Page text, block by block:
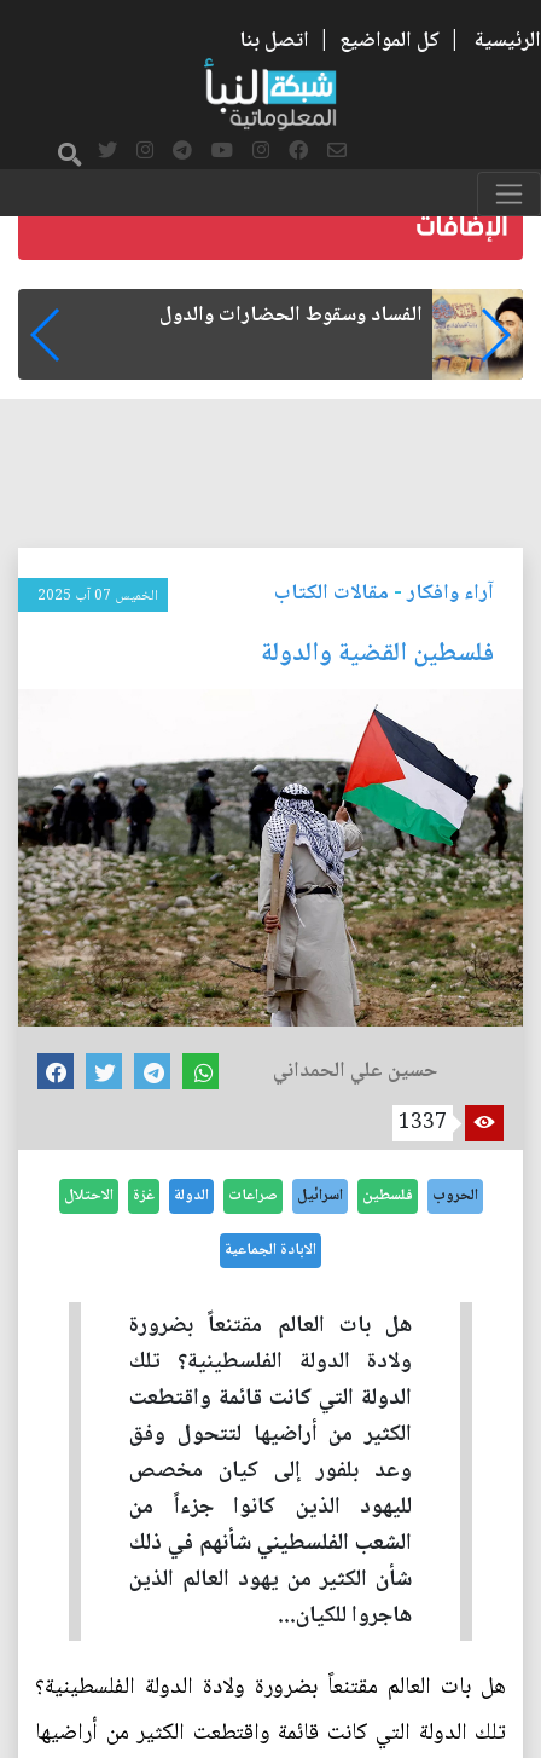
الرئيسية | كل المواضيع | اتصل بنا
رواتب الموظفين على صفيح ساخن
آراء وافكار- مقالات الكتاب الخميس 07 آب 2025
فلسطين القضية والدولة
حسين علي الحمداني
1337
الحروب فلسطين اسرائيل صراعات الدولة غزة الاحتلال
الابادة الجماعية
هل بات العالم مقتنعاً بضرورة
ولادة الدولة الفلسطينية؟ تلك
الدولة التي كانت قائمة واقتطعت
الكثير من أراضيها لتتحول وفق
وعد بلفور إلى كيان مخصص
لليهود الذين كانوا جزءاً من
الشعب الفلسطيني شأنهم في ذلك
شأن الكثير من يهود العالم الذين
هاجروا للكيان...
هل بات العالم مقتنعاً بضرورة ولادة الدولة الفلسطينية؟
تلك الدولة التي كانت قائمة واقتطعت الكثير من أراضيها